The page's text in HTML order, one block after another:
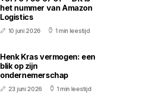
het nummer van Amazon
Logistics
10 juni 2026 1 min leestijd
Henk Kras vermogen: een
blik op zijn
ondernemerschap
23 juni 2026 1 min leestijd